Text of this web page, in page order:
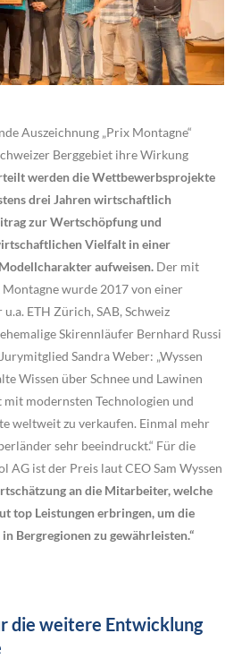
Auszeichnung „Prix Montagne“
Berggebiet ihre Wirkung
werden die Wettbewerbsprojekte
drei Jahren wirtschaftlich
zur Wertschöpfung und
Vielfalt in einer
aufweisen. Der mit
wurde 2017 von einer
ETH Zürich, SAB, Schweiz
Skirennläufer Bernhard Russi
Sandra Weber: „Wyssen
Wissen über Schnee und Lawinen
modernsten Technologien und
weltweit zu verkaufen. Einmal mehr
sehr beeindruckt.“ Für die
AG ist der Preis laut CEO Sam Wyssen
an die Mitarbeiter, welche
top Leistungen erbringen, um die
Bergregionen zu gewährleisten.“
die weitere Entwicklung